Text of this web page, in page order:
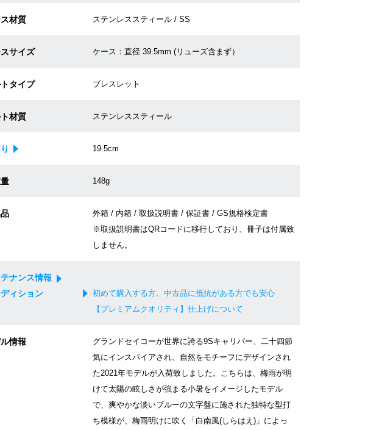
材質 ステンレススティール / SS
サイズ ケース：直径 39.5mm (リューズ含まず）
タイプ ブレスレット
材質 ステンレススティール
19.5cm
148g
外箱 / 内箱 / 取扱説明書 / 保証書 / GS規格検定書
※取扱説明書はQRコードに移行しており、冊子は付属致
しません。
テナンス情報
ィション
初めて購入する方、中古品に抵抗がある方でも安心
【プレミアムクオリティ】仕上げについて
情報
グランドセイコーが世界に誇る9Sキャリバー、二十四節
気にインスパイアされ、自然をモチーフにデザインされ
た2021年モデルが入荷致しました。こちらは、梅雨が明
けて太陽の眩しさが強まる小暑をイメージしたモデル
で、爽やかな淡いブルーの文字盤に施された独特な型打
ち模様が、梅雨明けに吹く「白南風(しらはえ)」によっ